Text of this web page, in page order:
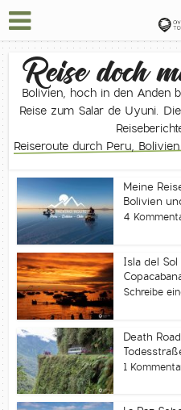
Reise doch
Bolivien, hoch in den Anden
Reise zum Salar de Uyuni.
Reiseroute durch Peru,
Meine
Bolivien
4
Isla del
Schreibe
Death
1